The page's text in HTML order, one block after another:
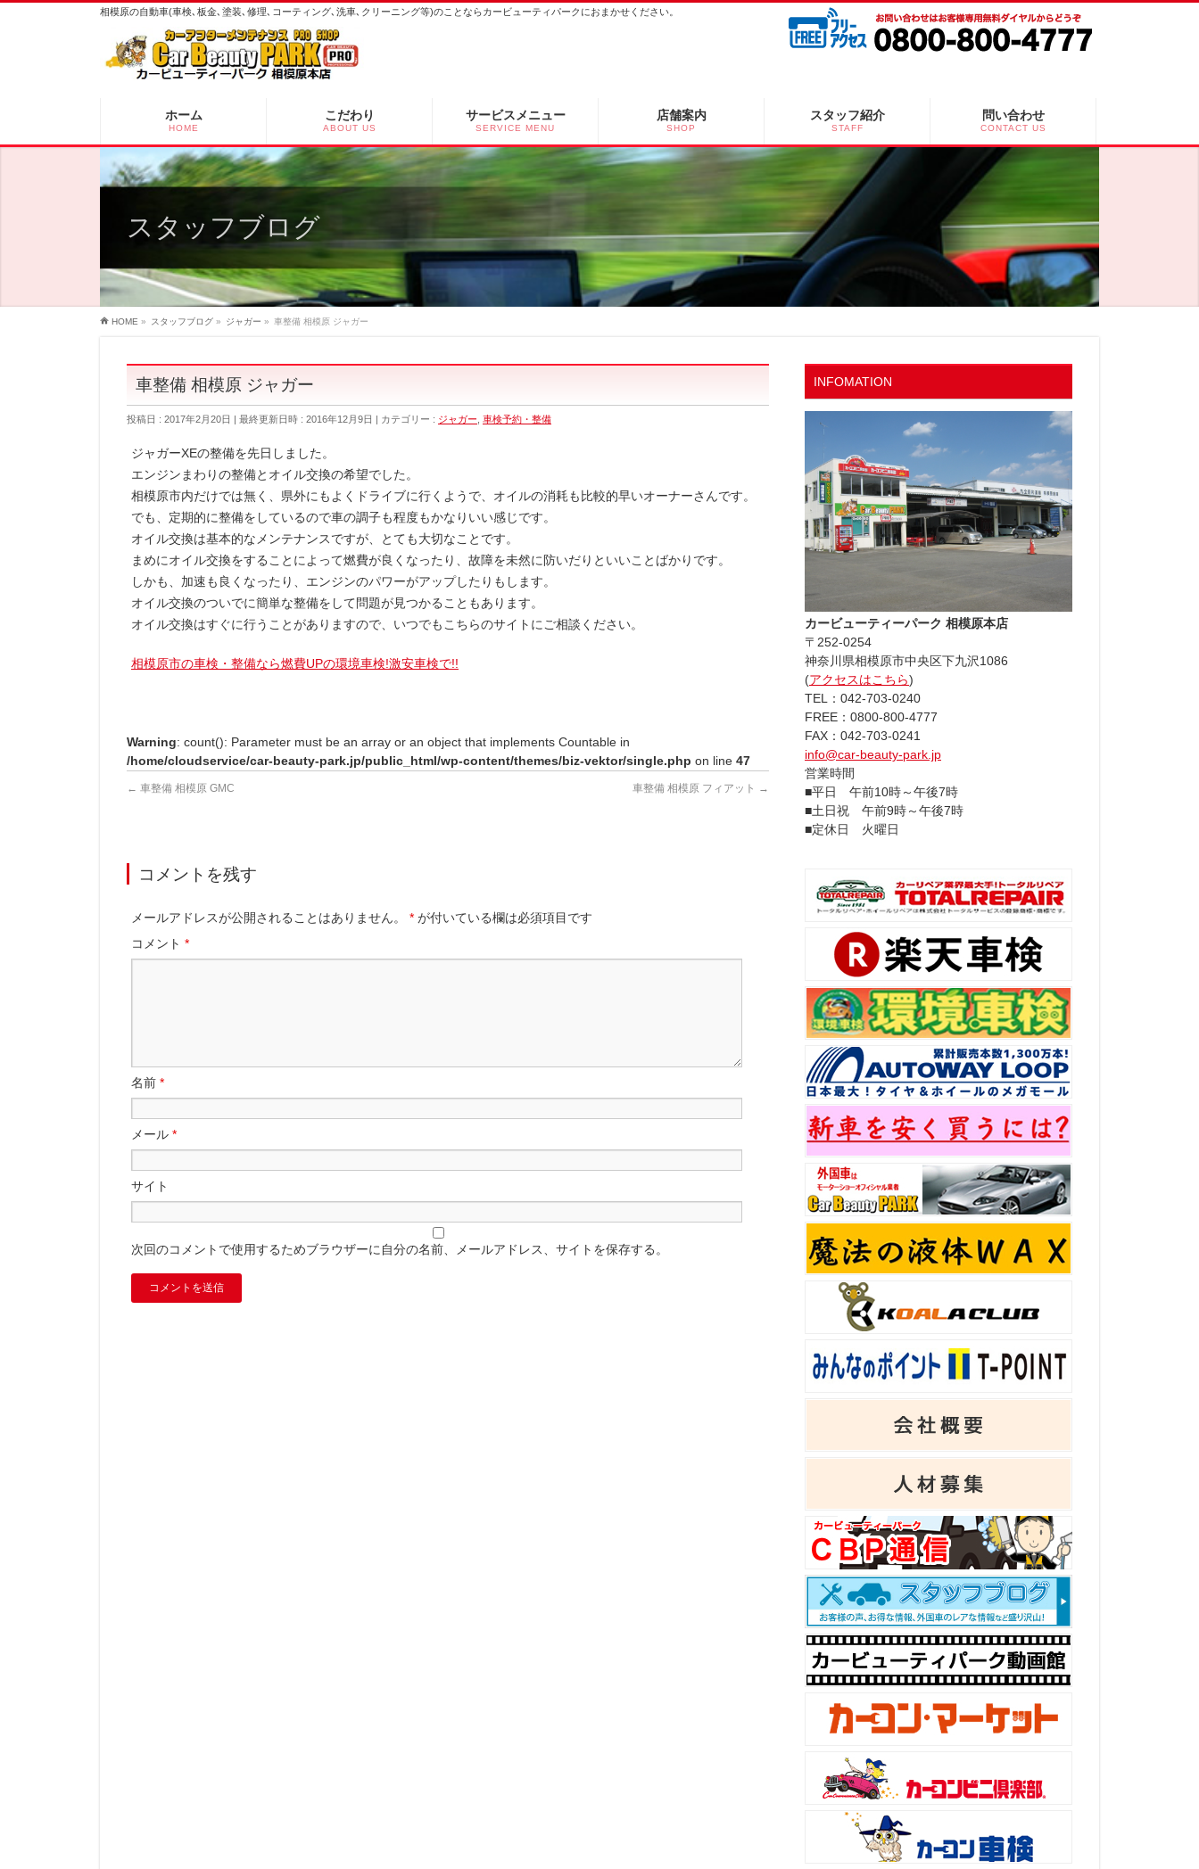
相模原の自動車(車検､板金､塗装､修理､コーティング､洗車､クリーニング等)のことならカービューティパークにおまかせください。
ホーム
HOME
こだわり
ABOUT US
サービスメニュー
SERVICE MENU
店舗案内
SHOP
スタッフ紹介
STAFF
問い合わせ
CONTACT US
スタッフブログ
HOME » スタッフブログ » ジャガー » 車整備 相模原 ジャガー
車整備 相模原 ジャガー
投稿日 : 2017年2月20日 最終更新日時 : 2016年12月9日 カテゴリー : ジャガー 車検予約・整備
ジャガーXEの整備を先日しました。
エンジンまわりの整備とオイル交換の希望でした。
相模原市内だけでは無く、県外にもよくドライブに行くようで、オイルの消耗も比較的早いオーナーさんです。
でも、定期的に整備をしているので車の調子も程度もかなりいい感じです。
オイル交換は基本的なメンテナンスですが、とても大切なことです。
まめにオイル交換をすることによって燃費が良くなったり、故障を未然に防いだりといいことばかりです。
しかも、加速も良くなったり、エンジンのパワーがアップしたりもします。
オイル交換のついでに簡単な整備をして問題が見つかることもあります。
オイル交換はすぐに行うことがありますので、いつでもこちらのサイトにご相談ください。
相模原市の車検・整備なら燃費UPの環境車検!激安車検で!!
Warning: count(): Parameter must be an array or an object that implements Countable in
/home/cloudservice/car-beauty-park.jp/public_html/wp-content/themes/biz-vektor/single.php on line 47
← 車整備 相模原 GMC 車整備 相模原 フィアット →
コメントを残す
メールアドレスが公開されることはありません。 * が付いている欄は必須項目です
コメント *
名前 *
メール *
サイト
次回のコメントで使用するためブラウザーに自分の名前、メールアドレス、サイトを保存する。
INFOMATION
カービューティーパーク 相模原本店
〒252-0254
神奈川県相模原市中央区下九沢1086
(アクセスはこちら)
TEL：042-703-0240
FREE：0800-800-4777
FAX：042-703-0241
info@car-beauty-park.jp
営業時間
■平日 午前10時～午後7時
■土日祝 午前9時～午後7時
■定休日 火曜日